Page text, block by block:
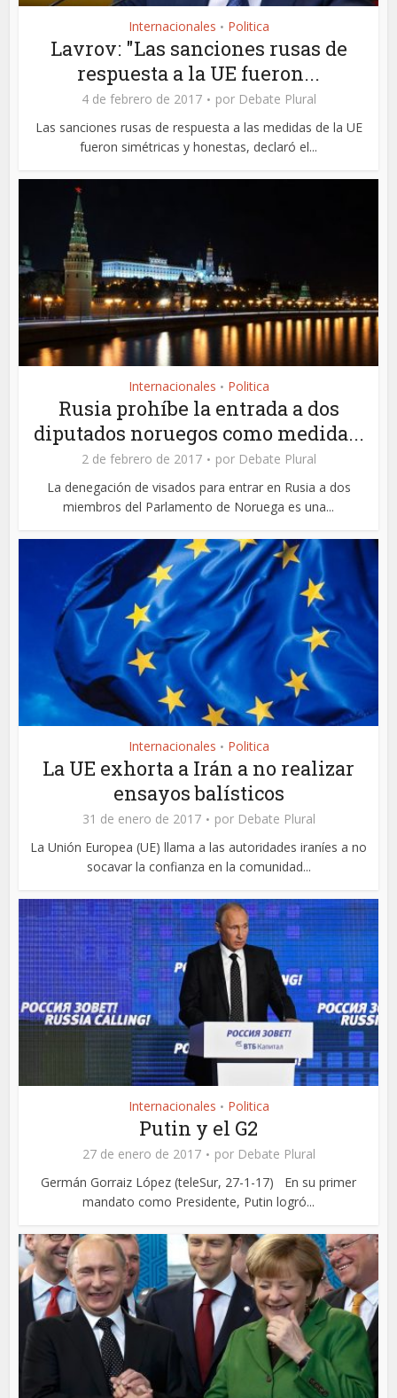
Internacionales • Politica
Lavrov: "Las sanciones rusas de
respuesta a la UE fueron...
4 de febrero de 2017 por Debate Plural
Las sanciones rusas de respuesta a las medidas de la UE
fueron simétricas y honestas, declaró el...
Internacionales • Politica
Rusia prohíbe la entrada a dos
diputados noruegos como medida...
2 de febrero de 2017 por Debate Plural
La denegación de visados para entrar en Rusia a dos
miembros del Parlamento de Noruega es una...
Internacionales • Politica
La UE exhorta a Irán a no realizar
ensayos balísticos
31 de enero de 2017 por Debate Plural
La Unión Europea (UE) llama a las autoridades iraníes a no
socavar la confianza en la comunidad...
Internacionales • Politica
Putin y el G2
27 de enero de 2017 por Debate Plural
Germán Gorraiz López (teleSur, 27-1-17) En su primer
mandato como Presidente, Putin logró...